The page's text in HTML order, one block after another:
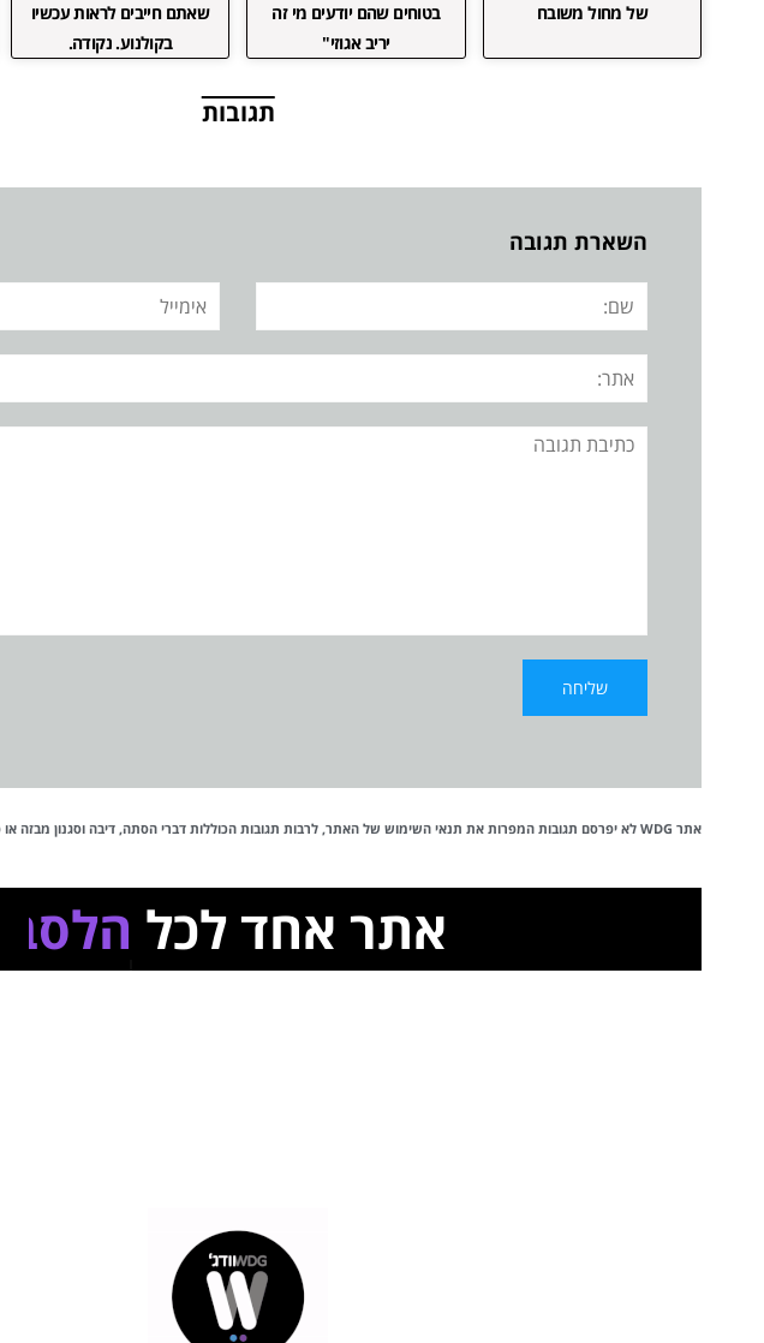
של מחול משובח
בטוחים שהם יודעים מי זה
יריב אגוזי"
שאתם חייבים לראות עכשיו
בקולנוע. נקודה.
תגובות
השארת תגובה
שם: אימייל
אתר:
תגובה
אתר WDG לא יפרסם תגובות המפרות את תנאי השימוש של האתר, לרבות תגובות הכוללות דברי הסתה, דיבה וסגנון מבזה או
אתר אחד לכלהלסביות